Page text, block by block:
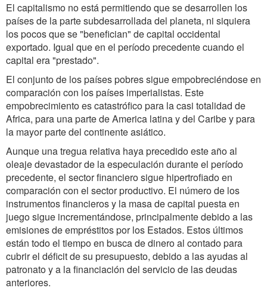
El capitalismo no está permitiendo que se desarrollen los
países de la parte subdesarrollada del planeta, ni siquiera
los pocos que se "benefician" de capital occidental
exportado. Igual que en el período precedente cuando el
capital era "prestado".
El conjunto de los países pobres sigue empobreciéndose en
comparación con los países imperialistas. Este
empobrecimiento es catastrófico para la casi totalidad de
Africa, para una parte de America latina y del Caribe y para
la mayor parte del continente asiático.
Aunque una tregua relativa haya precedido este año al
oleaje devastador de la especulación durante el período
precedente, el sector financiero sigue hipertrofiado en
comparación con el sector productivo. El número de los
instrumentos financieros y la masa de capital puesta en
juego sigue incrementándose, principalmente debido a las
emisiones de empréstitos por los Estados. Estos últimos
están todo el tiempo en busca de dinero al contado para
cubrir el déficit de su presupuesto, debido a las ayudas al
patronato y a la financiación del servicio de las deudas
anteriores.